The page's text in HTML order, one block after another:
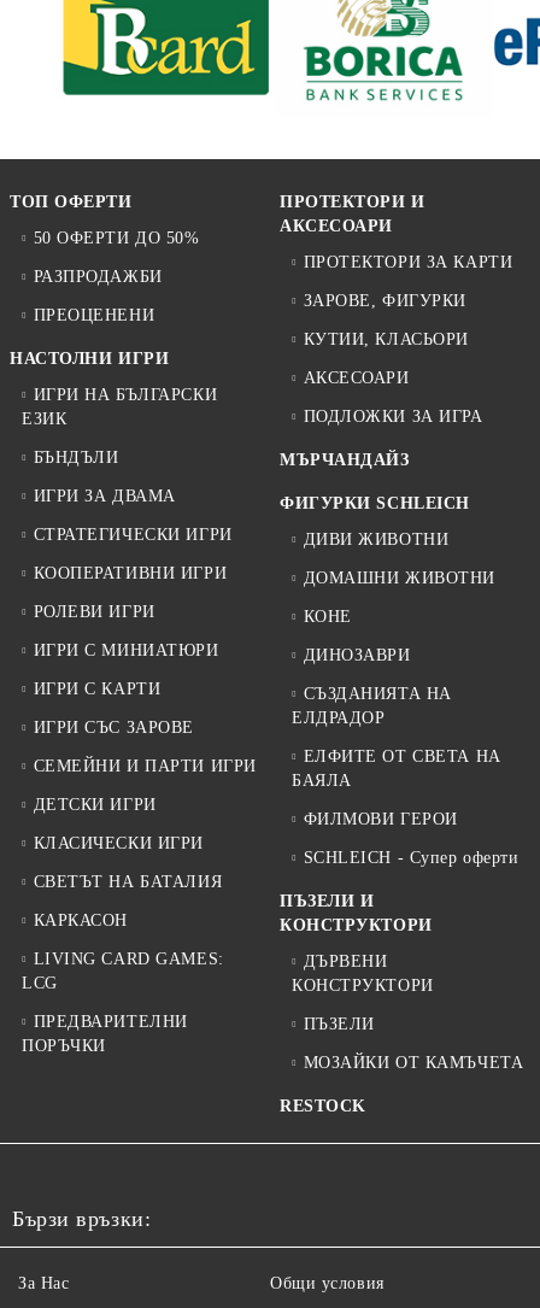
ТОП ОФЕРТИ
50 ОФЕРТИ ДО 50%
РАЗПРОДАЖБИ
ПРЕОЦЕНЕНИ
НАСТОЛНИ ИГРИ
ИГРИ НА БЪЛГАРСКИ
ЕЗИК
БЪНДЪЛИ
ИГРИ ЗА ДВАМА
СТРАТЕГИЧЕСКИ ИГРИ
КООПЕРАТИВНИ ИГРИ
РОЛЕВИ ИГРИ
ИГРИ С МИНИАТЮРИ
ИГРИ С КАРТИ
ИГРИ СЪС ЗАРОВЕ
СЕМЕЙНИ И ПАРТИ ИГРИ
ДЕТСКИ ИГРИ
КЛАСИЧЕСКИ ИГРИ
СВЕТЪТ НА БАТАЛИЯ
КАРКАСОН
LIVING CARD GAMES:
LCG
ПРЕДВАРИТЕЛНИ
ПОРЪЧКИ
ПРОТЕКТОРИ И
АКСЕСОАРИ
ПРОТЕКТОРИ ЗА КАРТИ
ЗАРОВЕ, ФИГУРКИ
КУТИИ, КЛАСЬОРИ
АКСЕСОАРИ
ПОДЛОЖКИ ЗА ИГРА
МЪРЧАНДАЙЗ
ФИГУРКИ SCHLEICH
ДИВИ ЖИВОТНИ
ДОМАШНИ ЖИВОТНИ
КОНЕ
ДИНОЗАВРИ
СЪЗДАНИЯТА НА
ЕЛДРАДОР
ЕЛФИТЕ ОТ СВЕТА НА
БАЯЛА
ФИЛМОВИ ГЕРОИ
SCHLEICH - Супер оферти
ПЪЗЕЛИ И
КОНСТРУКТОРИ
ДЪРВЕНИ
КОНСТРУКТОРИ
ПЪЗЕЛИ
МОЗАЙКИ ОТ КАМЪЧЕТА
RESTOCK
Бързи връзки:
За Нас Общи условия